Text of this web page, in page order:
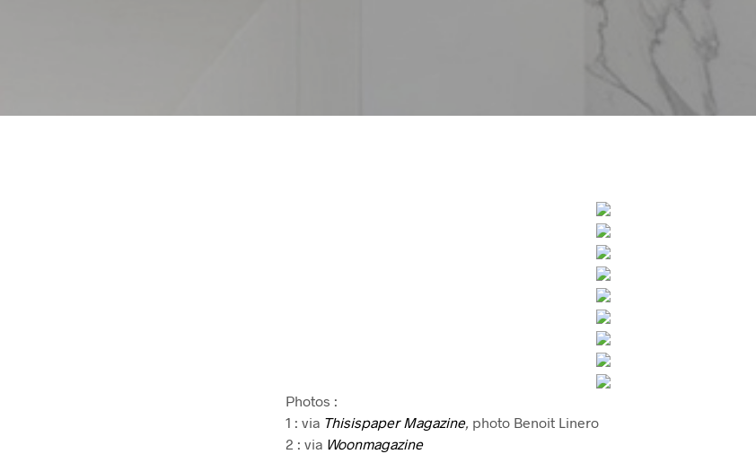
Photos :
1 : via Thisispaper Magazine, photo Benoit Linero
2 : via Woonmagazine